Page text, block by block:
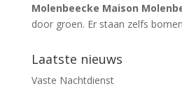
Molenbeecke Maison
door groen. Er staan zelfs
Laatste nieuws
Vaste Nachtdienst